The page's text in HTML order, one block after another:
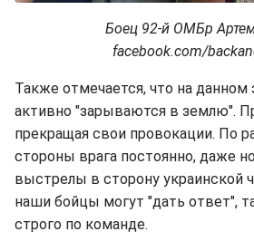
Боец 92-й ОМБр
facebook.com/
Также отмечается, что на данном
активно "зарываются в землю".
прекращая свои провокации. По
стороны врага постоянно, даже
выстрелы в сторону украинской
наши бойцы могут "дать ответ",
строго по команде.